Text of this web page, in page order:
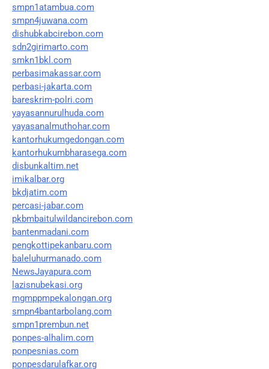
smpn1atambua.com
smpn4juwana.com
dishubkabcirebon.com
sdn2girimarto.com
smkn1bkl.com
perbasimakassar.com
perbasi-jakarta.com
bareskrim-polri.com
yayasannurulhuda.com
yayasanalmuthohar.com
kantorhukumgedongan.com
kantorhukumbharasega.com
disbunkaltim.net
imikalbar.org
bkdjatim.com
percasi-jabar.com
pkbmbaitulwildancirebon.com
bantenmadani.com
pengkottipekanbaru.com
baleluhurmanado.com
NewsJayapura.com
lazisnubekasi.org
mgmppmpekalongan.org
smpn4bantarbolang.com
smpn1prembun.net
ponpes-alhalim.com
ponpesnias.com
ponpesdarulafkar.org